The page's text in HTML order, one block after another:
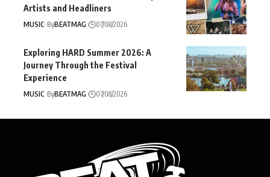
Artists and Headliners
MUSIC ByBEATMAG 07/08/2026
Exploring HARD Summer 2026: A
Journey Through the Festival
Experience
MUSIC ByBEATMAG 07/08/2026